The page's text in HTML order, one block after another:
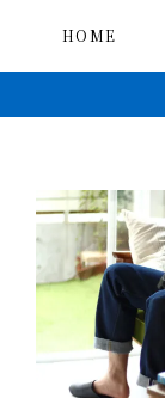
HOME